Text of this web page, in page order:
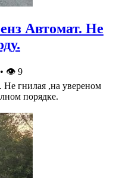
Автомат. Не
• 👁 9
Не гнилая ,на увереном
порядке.